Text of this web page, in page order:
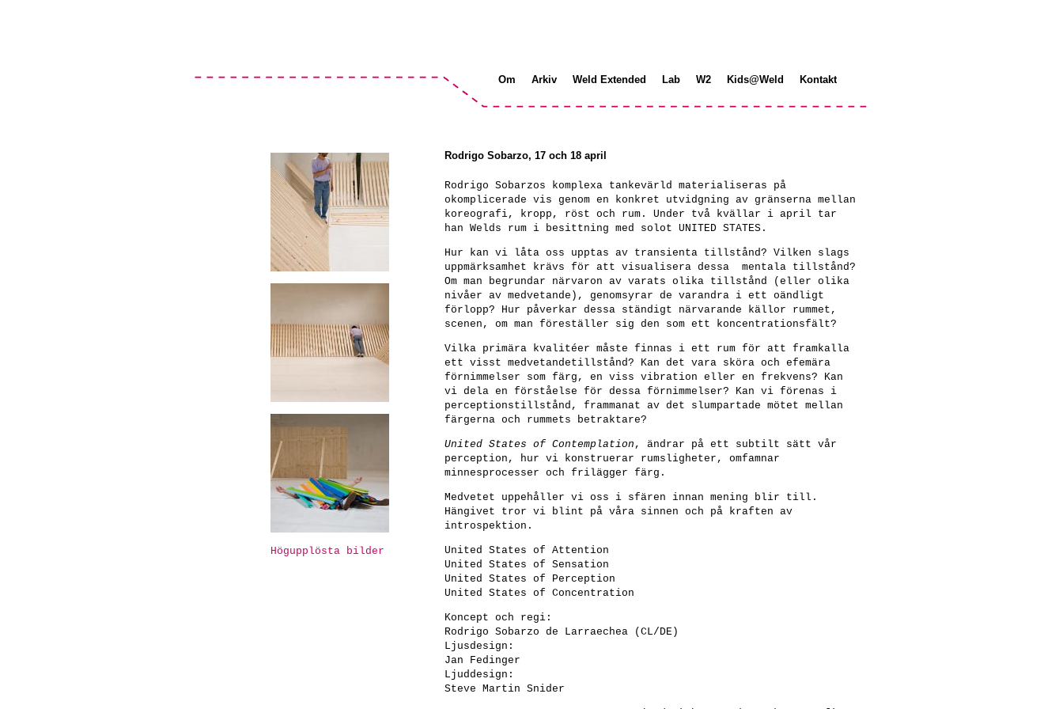
Om Arkiv Weld Extended Lab W2 Kids@Weld Kontakt
Högupplösta bilder
Rodrigo Sobarzo, 17 och 18 april
Rodrigo Sobarzos komplexa tankevärld materialiseras på
okomplicerade vis genom en konkret utvidgning av gränserna mellan
koreografi, kropp, röst och rum. Under två kvällar i april tar
han Welds rum i besittning med solot UNITED STATES.
Hur kan vi låta oss upptas av transienta tillstånd? Vilken slags
uppmärksamhet krävs för att visualisera dessa mentala tillstånd?
Om man begrundar närvaron av varats olika tillstånd (eller olika
nivåer av medvetande), genomsyrar de varandra i ett oändligt
förlopp? Hur påverkar dessa ständigt närvarande källor rummet,
scenen, om man föreställer sig den som ett koncentrationsfält?
Vilka primära kvalitéer måste finnas i ett rum för att framkalla
ett visst medvetandetillstånd? Kan det vara sköra och efemära
förnimmelser som färg, en viss vibration eller en frekvens? Kan
vi dela en förståelse för dessa förnimmelser? Kan vi förenas i
perceptionstillstånd, frammanat av det slumpartade mötet mellan
färgerna och rummets betraktare?
United States of Contemplation , ändrar på ett subtilt sätt vår
perception, hur vi konstruerar rumsligheter, omfamnar
minnesprocesser och frilägger färg.
Medvetet uppehåller vi oss i sfären innan mening blir till.
Hängivet tror vi blint på våra sinnen och på kraften av
introspektion.
United States of Attention
United States of Sensation
United States of Perception
United States of Concentration
Koncept och regi:
Rodrigo Sobarzo de Larraechea (CL/DE)
Ljusdesign:
Jan Fedinger
Ljuddesign:
Steve Martin Snider